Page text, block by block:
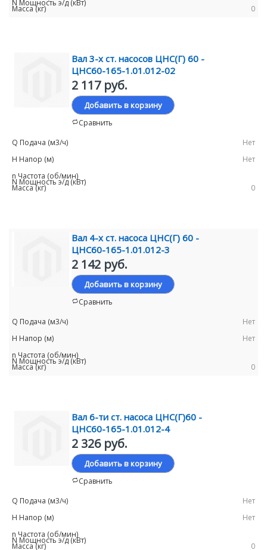
0
Вал 3-х ст. насосов ЦНС(Г) 60 -
ЦНС60-165-1.01.012-02
2 117 руб.
Добавить в корзину
Сравнить
Нет
Нет
0
Вал 4-х ст. насоса ЦНС(Г) 60 -
ЦНС60-165-1.01.012-3
2 142 руб.
Добавить в корзину
Сравнить
Нет
Нет
0
Вал 6-ти ст. насоса ЦНС(Г)60 -
ЦНС60-165-1.01.012-4
2 326 руб.
Добавить в корзину
Сравнить
Нет
Нет
0